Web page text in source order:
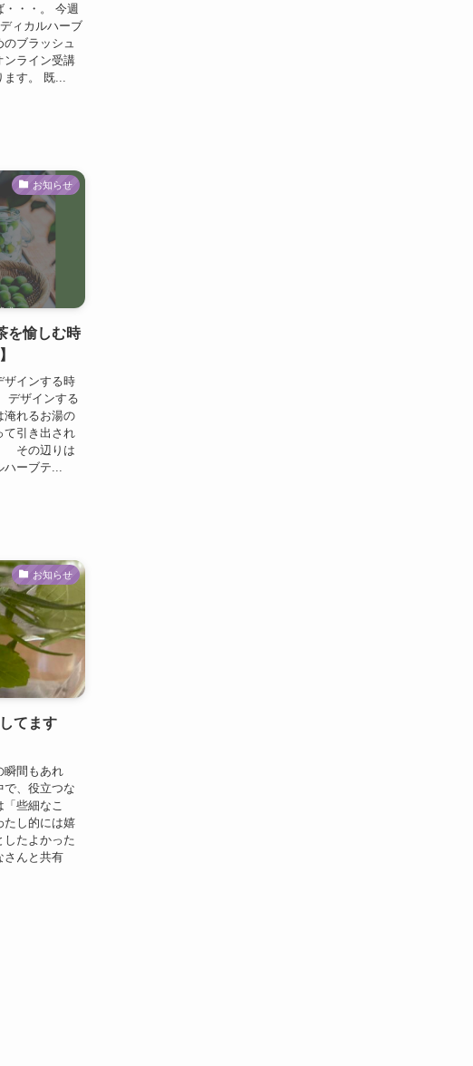
・・・。 今週
ィカルハーブ
ブラッシュ
ンライン受講
す。 既...
お知らせ
を愉しむ時
インする時
デザインする
れるお湯の
て引き出され
その辺りは
ーブテ...
お知らせ
てます
瞬間もあれ
で、役立つな
些細なこ
たし的には嬉
したよかった
さんと共有